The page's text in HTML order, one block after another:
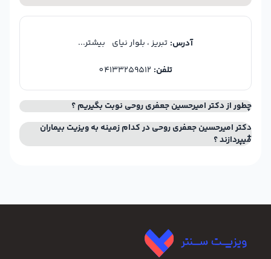
آدرس: تبریز ، بلوار نیای بیشتر...
تلفن: 04133259512
چطور از دکتر امیرحسین جعفری روحی نوبت بگیریم ؟
دکتر امیرحسین جعفری روحی در کدام زمینه به ویزیت بیماران
میپردازند ؟